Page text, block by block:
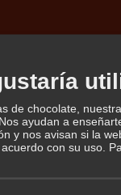
panario
de chocolate,
ayudan a
y nos avisan si la
con su uso.